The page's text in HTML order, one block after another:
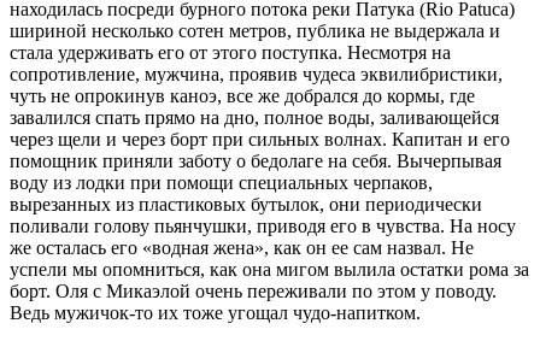
находилась посреди бурного потока реки Патука (Rio Patuca)
шириной несколько сотен метров, публика не выдержала и
стала удерживать его от этого поступка. Несмотря на
сопротивление, мужчина, проявив чудеса эквилибристики,
чуть не опрокинув каноэ, все же добрался до кормы, где
завалился спать прямо на дно, полное воды, заливающейся
через щели и через борт при сильных волнах. Капитан и его
помощник приняли заботу о бедолаге на себя. Вычерпывая
воду из лодки при помощи специальных черпаков,
вырезанных из пластиковых бутылок, они периодически
поливали голову пьянчушки, приводя его в чувства. На носу
же осталась его «водная жена», как он ее сам назвал. Не
успели мы опомниться, как она мигом вылила остатки рома за
борт. Оля с Микаэлой очень переживали по этом у поводу.
Ведь мужичок-то их тоже угощал чудо-напитком.